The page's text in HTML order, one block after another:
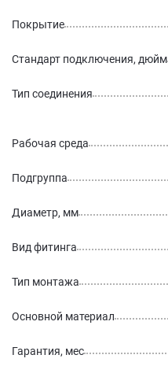
Покрытие
Стандарт подключения, дюйм
Тип соединения
Рабочая среда
Подгруппа
Диаметр, мм
Вид фитинга
Тип монтажа
Основной материал
Гарантия, мес